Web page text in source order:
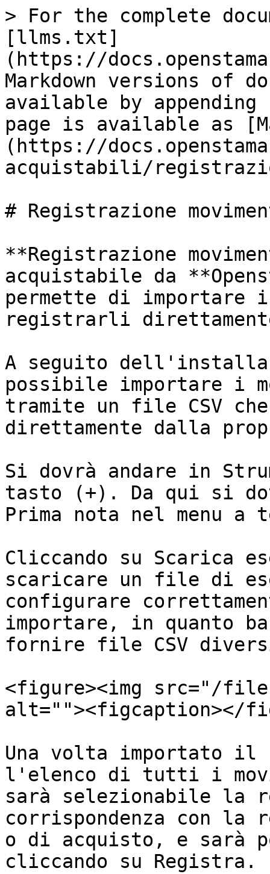
> For the complete
[llms.txt]
(https://
Markdown versions of
available by
page is available as
(https://
acquistabili/
# Registrazione
**Registrazione
acquistabile da
permette di importare
registrarli
A seguito
possibile importare i
tramite un file CSV
direttamente dalla
Si dovrà andare in
tasto (+). Da qui si
Prima nota nel menu a
Cliccando su Scarica
scaricare un file di
configurare
importare, in quanto
fornire file CSV
<figure><img src="/files/
alt=""><figcaption></
Una volta importato
l'elenco di tutti i
sarà selezionabile la
corrispondenza con
o di acquisto, e sarà
cliccando su Registra.